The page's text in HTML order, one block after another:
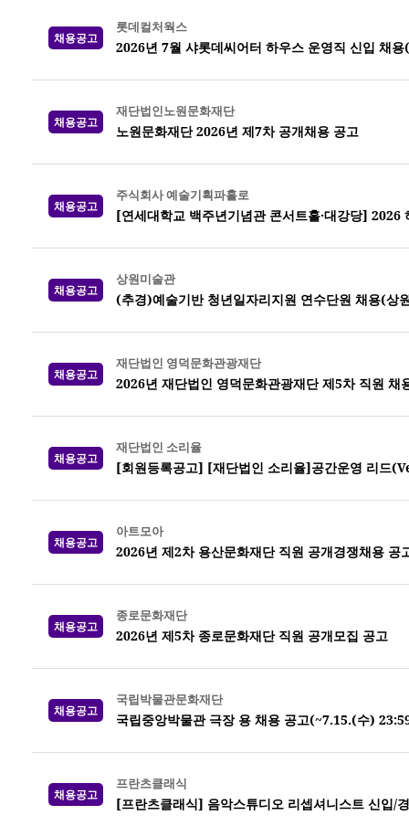
채용공고
롯데컬처웍스
2026년 7월 샤롯데씨어터 하우스 운영직 신입 채
채용공고
재단법인노원문화재단
노원문화재단 2026년 제7차 공개채용 공고
채용공고
주식회사 예술기획파홀로
[연세대학교 백주년기념관 콘서트홀·대강당] 2026
채용공고
상원미술관
(추경)예술기반 청년일자리지원 연수단원 채용(상
채용공고
재단법인 영덕문화관광재단
2026년 재단법인 영덕문화관광재단 제5차 직원 채
채용공고
재단법인 소리율
[회원등록공고] [재단법인 소리율]공간운영 리드
채용공고
아트모아
2026년 제2차 용산문화재단 직원 공개경쟁채용 공
채용공고
종로문화재단
2026년 제5차 종로문화재단 직원 공개모집 공고
채용공고
국립박물관문화재단
국립중앙박물관 극장 용 채용 공고(~7.15.(수)
채용공고
프란츠클래식
[프란츠클래식] 음악스튜디오 리셉셔니스트 신입/